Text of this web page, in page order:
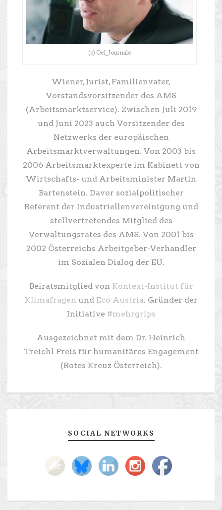
(c) Oe1_Journale
Wiener, Jurist, Familienvater,
Vorstandsvorsitzender des AMS
(Arbeitsmarktservice). Zwischen Juli 2019
und Juni 2023 auch Vorsitzender des
Netzwerks der europäischen
Arbeitsmarktverwaltungen. Von 2003 bis
2006 Arbeitsmarktexperte im Kabinett von
Wirtschafts- und Arbeitsminister Martin
Bartenstein. Davor sozialpolitischer
Referent der Industriellenvereinigung und
stellvertretendes Mitglied des
Verwaltungsrates des AMS. Von 2001 bis
2002 Österreichs Arbeitgeber-Verhandler
im Sozialen Dialog der EU.
Beiratsmitglied von Kontext-Institut für
Klimafragen und Eco Austria. Gründer der
Initiative #mehrgrips
Ausgezeichnet mit dem Dr. Heinrich
Treichl Preis für humanitäres Engagement
(Rotes Kreuz Österreich).
SOCIAL NETWORKS